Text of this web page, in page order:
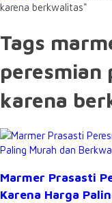
karena berkwalitas"
Tags
peresmian
karena
Marmer Prasasti
Karena Harga